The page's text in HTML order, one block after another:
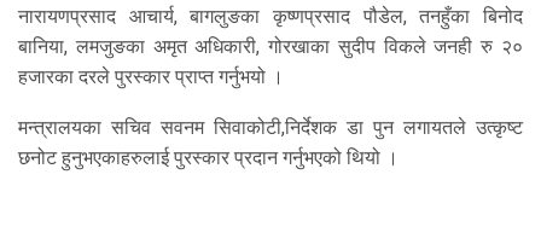
नारायणप्रसाद आचार्य, बागलुङका कृष्णप्रसाद पौडेल, तनहुँका बिनोद
बानिया, लमजुङका अमृत अधिकारी, गोरखाका सुदीप विकले जनही रु २०
हजारका दरले पुरस्कार प्राप्त गर्नुभयो ।
मन्त्रालयका सचिव सवनम सिवाकोटी,निर्देशक डा पुन लगायतले उत्कृष्ट
छनोट हुनुभएकाहरुलाई पुरस्कार प्रदान गर्नुभएको थियो ।